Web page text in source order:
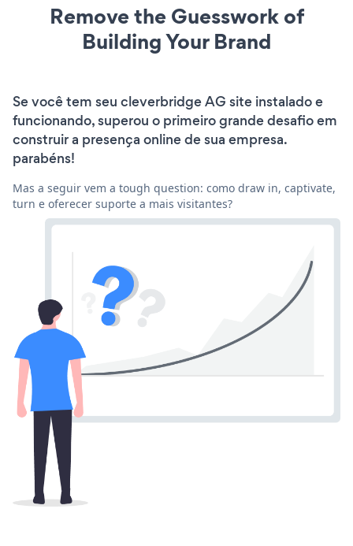
Remove the Guesswork of
Building Your Brand
Se você tem seu cleverbridge AG site instalado e
funcionando, superou o primeiro grande desafio em
construir a presença online de sua empresa.
parabéns!
Mas a seguir vem a tough question: como draw in, captivate,
turn e oferecer suporte a mais visitantes?